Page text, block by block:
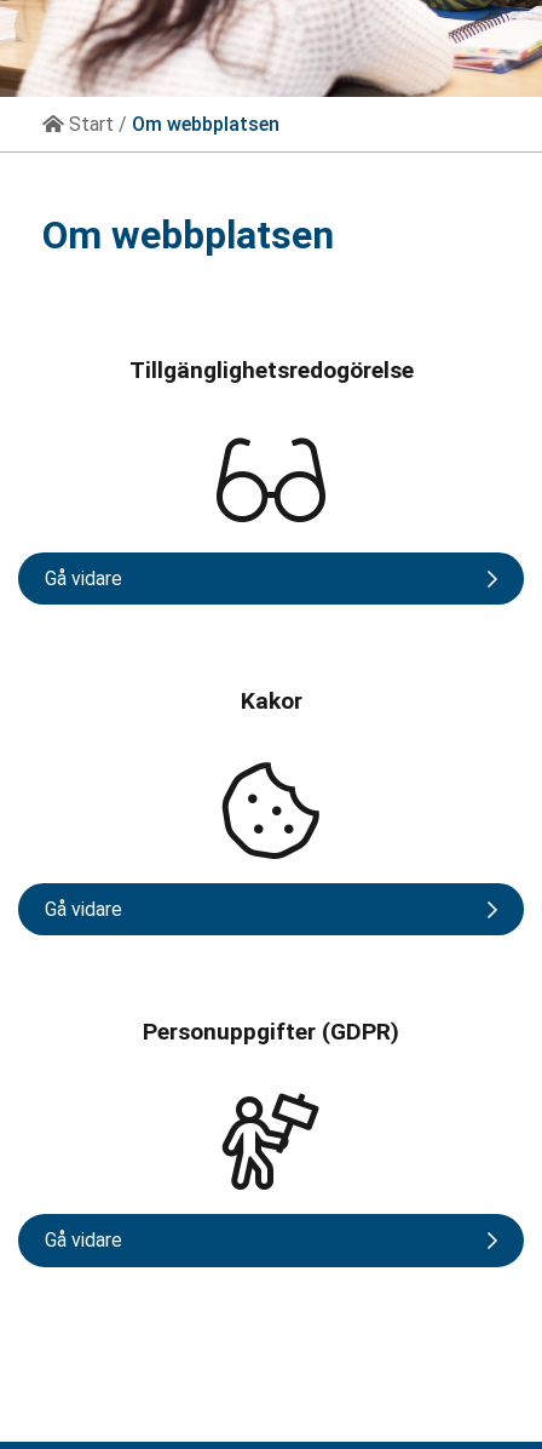
Start / Om webbplatsen
Om webbplatsen
Tillgänglighetsredogörelse
Gå vidare
Kakor
Gå vidare
Personuppgifter (GDPR)
Gå vidare